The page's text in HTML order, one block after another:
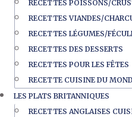
RECETTES POISSONS/
RECETTES VIANDES/
RECETTES LÉGUMES/
RECETTES DES DESSERTS
RECETTES POUR LES FÊTES
RECETTE CUISINE DU
LES PLATS BRITANNIQUES
RECETTES ANGLAISES